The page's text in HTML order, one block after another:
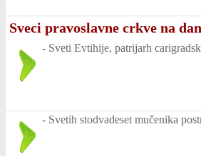
Sveci pravoslavne crkve na
- Sveti Evtihije, patrijarh
- Svetih stodvadeset mučenika